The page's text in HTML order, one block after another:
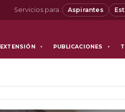
Servicios para : Aspirantes
EXTENSIÓN ▼ PUBLICACIONES ▼